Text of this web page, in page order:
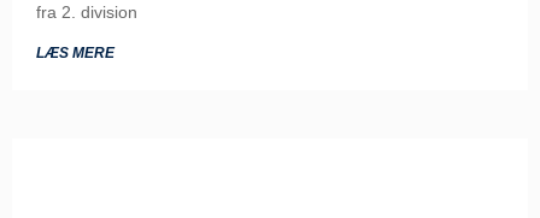
fra 2. division
LÆS MERE